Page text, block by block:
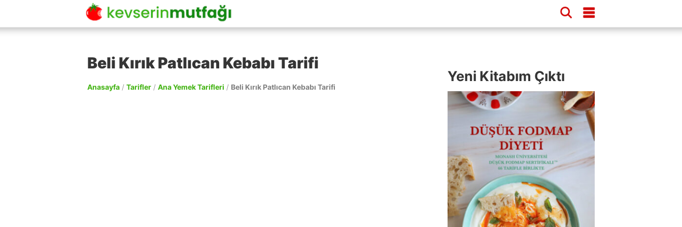
Beli Kırık Patlıcan Kebabı Tarifi
Anasayfa / Tarifler / Ana Yemek Tarifleri / Beli Kırık Patlıcan Kebabı Tarifi
Yeni Kitabım Çıktı